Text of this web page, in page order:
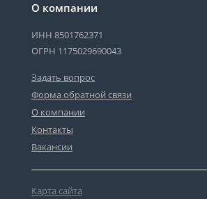
О компании
ИНН 8501762371
ОГРН 1175029690043
Задать вопрос
Форма обратной связи
О компании
Контакты
Вакансии
Карта сайта